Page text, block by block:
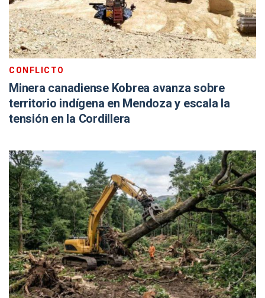
CONFLICTO
Minera canadiense Kobrea avanza sobre
territorio indígena en Mendoza y escala la
tensión en la Cordillera